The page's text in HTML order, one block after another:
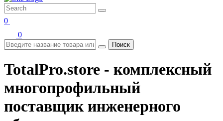
0
0
Поиск
TotalPro.store - комплексный
многопрофильный
поставщик инженерного